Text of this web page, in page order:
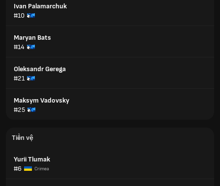
Ivan Palamarchuk
#10
Maryan Bats
#14
Oleksandr Gerega
#21
Maksym Vadovsky
#25
Tiền vệ
Yurii Tlumak
#6
Crimea